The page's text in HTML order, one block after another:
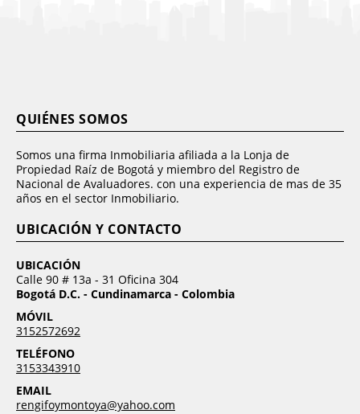
QUIÉNES SOMOS
Somos una firma Inmobiliaria afiliada a la Lonja de
Propiedad Raíz de Bogotá y miembro del Registro de
Nacional de Avaluadores. con una experiencia de mas de 35
años en el sector Inmobiliario.
UBICACIÓN Y CONTACTO
UBICACIÓN
Calle 90 # 13a - 31 Oficina 304
Bogotá D.C. - Cundinamarca - Colombia
MÓVIL
3152572692
TELÉFONO
3153343910
EMAIL
rengifoymontoya@yahoo.com